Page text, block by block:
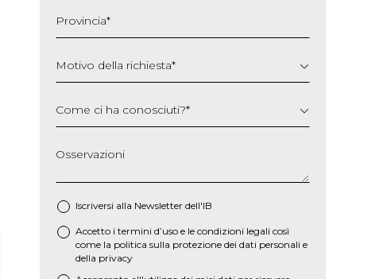
AAAA
Provincia*
Motivo della richiesta*
Come ci ha conosciuti?*
Osservazioni
Iscriversi alla Newsletter dell'IB
* Accetto i termini d’uso e le condizioni legali così
come la politica sulla protezione dei dati personali e
della privacy